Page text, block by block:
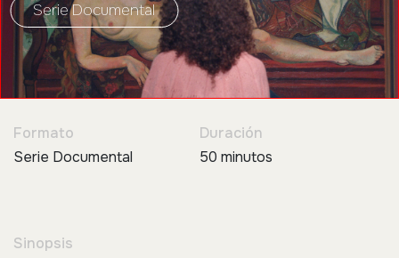
Serie Documental
Formato
Serie Documental
Duración
50 minutos
Sinopsis